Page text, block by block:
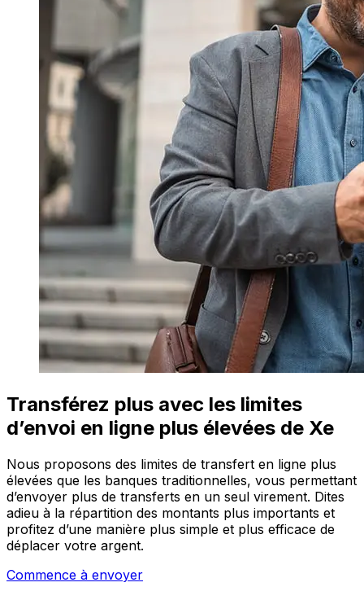
Transférez plus avec les limites
d’envoi en ligne plus élevées de Xe
Nous proposons des limites de transfert en ligne plus
élevées que les banques traditionnelles, vous permettant
d’envoyer plus de transferts en un seul virement. Dites
adieu à la répartition des montants plus importants et
profitez d’une manière plus simple et plus efficace de
déplacer votre argent.
Commence à envoyer